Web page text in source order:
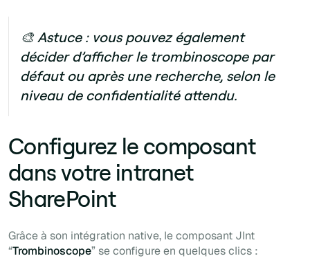
🎨 Astuce : vous pouvez également
décider d’afficher le trombinoscope par
défaut ou après une recherche, selon le
niveau de confidentialité attendu.
Configurez le composant
dans votre intranet
SharePoint‍
Grâce à son intégration native, le composant JInt
“Trombinoscope” se configure en quelques clics :